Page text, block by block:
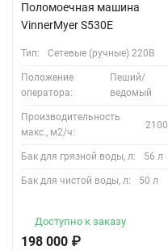
Поломоечная машина
VinnerMyer S530E
Тип: Сетевые (ручные) 220В
Положение
оператора:
Пеший/
ведомый
Производительность
макс., м2/ч:
2100
Бак для грязной воды, л: 56 л
Бак для чистой воды, л: 50 л
Доступно к заказу
198 000 ₽